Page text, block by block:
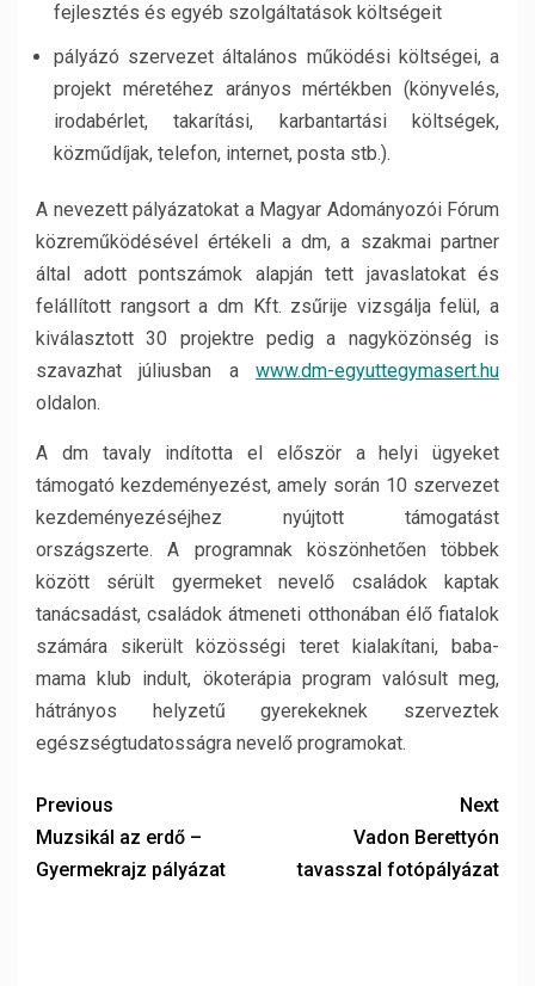
fejlesztés és egyéb szolgáltatások költségeit
pályázó szervezet általános működési költségei, a
projekt méretéhez arányos mértékben (könyvelés,
irodabérlet, takarítási, karbantartási költségek,
közműdíjak, telefon, internet, posta stb.).
A nevezett pályázatokat a Magyar Adományozói Fórum
közreműködésével értékeli a dm, a szakmai partner
által adott pontszámok alapján tett javaslatokat és
felállított rangsort a dm Kft. zsűrije vizsgálja felül, a
kiválasztott 30 projektre pedig a nagyközönség is
szavazhat júliusban a www.dm-egyuttegymasert.hu
oldalon.
A dm tavaly indította el először a helyi ügyeket
támogató kezdeményezést, amely során 10 szervezet
kezdeményezéséjhez nyújtott támogatást
országszerte. A programnak köszönhetően többek
között sérült gyermeket nevelő családok kaptak
tanácsadást, családok átmeneti otthonában élő fiatalok
számára sikerült közösségi teret kialakítani, baba-
mama klub indult, ökoterápia program valósult meg,
hátrányos helyzetű gyerekeknek szerveztek
egészségtudatosságra nevelő programokat.
Previous
Muzsikál az erdő –
Gyermekrajz pályázat
Next
Vadon Berettyón
tavasszal fotópályázat